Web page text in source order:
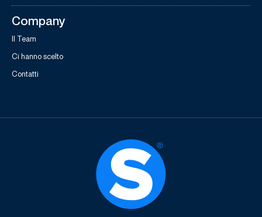
Company
Il Team
Ci hanno scelto
Contatti